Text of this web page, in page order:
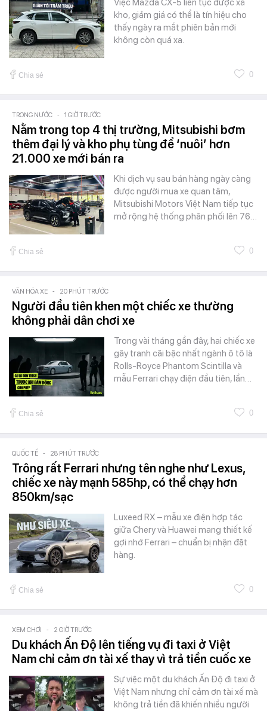
Việc Mazda CX-5 liên tục được xả
kho, giảm giá có thể là tín hiệu cho
thấy ngày ra mắt phiên bản mới
không còn quá xa.
Chia sẻ 0
TRONG NƯỚC - 1 GIỜ TRƯỚC
Nằm trong top 4 thị trường, Mitsubishi bơm
thêm đại lý và kho phụ tùng để ‘nuôi’ hơn
21.000 xe mới bán ra
Khi dịch vụ sau bán hàng ngày càng
được người mua xe quan tâm,
Mitsubishi Motors Việt Nam tiếp tục
mở rộng hệ thống phân phối lên 76…
Chia sẻ 0
VĂN HÓA XE - 20 PHÚT TRƯỚC
Người đầu tiên khen một chiếc xe thường
không phải dân chơi xe
Trong vài tháng gần đây, hai chiếc xe
gây tranh cãi bậc nhất ngành ô tô là
Rolls-Royce Phantom Scintilla và
mẫu Ferrari chạy điện đầu tiên, lần…
Chia sẻ 0
QUỐC TẾ - 28 PHÚT TRƯỚC
Trông rất Ferrari nhưng tên nghe như Lexus,
chiếc xe này mạnh 585hp, có thể chạy hơn
850km/sạc
Luxeed RX – mẫu xe điện hợp tác
giữa Chery và Huawei mang thiết kế
gợi nhớ Ferrari – chuẩn bị nhận đặt
hàng.
Chia sẻ 0
XEM CHƠI - 2 GIỜ TRƯỚC
Du khách Ấn Độ lên tiếng vụ đi taxi ở Việt
Nam chỉ cảm ơn tài xế thay vì trả tiền cuốc xe
Sự việc một du khách Ấn Độ đi taxi ở
Việt Nam nhưng chỉ cảm ơn tài xế mà
không trả tiền đã khiến nhiều người